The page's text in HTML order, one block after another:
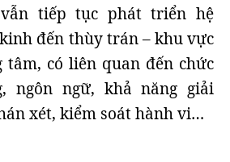
tiếp tục phát triển hệ
đến thùy trán – khu vực
tâm, có liên quan đến chức
ngôn ngữ, khả năng giải
xét, kiểm soát hành vi…